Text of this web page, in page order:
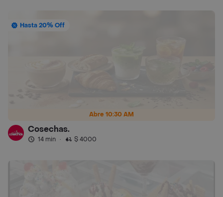
Abre 10:30 AM
Hasta 20% Off
Cosechas.
14 min · $ 4000